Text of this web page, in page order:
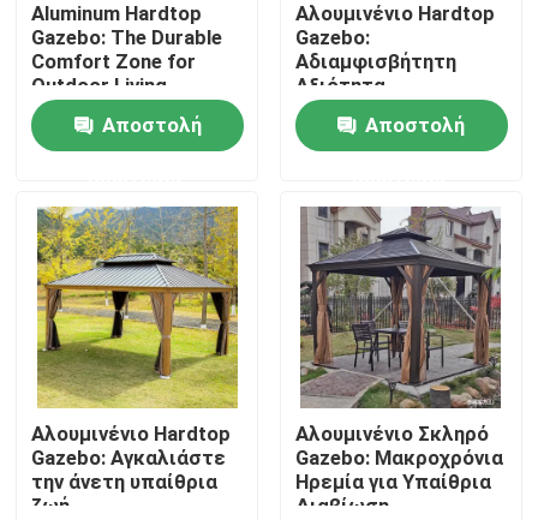
Προϊόντα
Περίπου εμείς
Γύρος εργοστασίων
Ποιοτικός έλεγχος
Aluminum Hardtop
Gazebo: The Durable
Comfort Zone for
Outdoor Living
Αποστολή
Αλουμινένιο Hardtop
Gazebo:
Αδιαμφισβήτητη
Αξιότητα
Εμπιστοσύνης για
τον Εξωτερικό Σας
Χώρο
Αποστολή
Αλουμινένιο Hardtop
Gazebo: Αγκαλιάστε
την άνετη υπαίθρια
ζωή
Αλουμινένιο Σκληρό
Gazebo: Μακροχρόνια
Ηρεμία για Υπαίθρια
Διαβίωση